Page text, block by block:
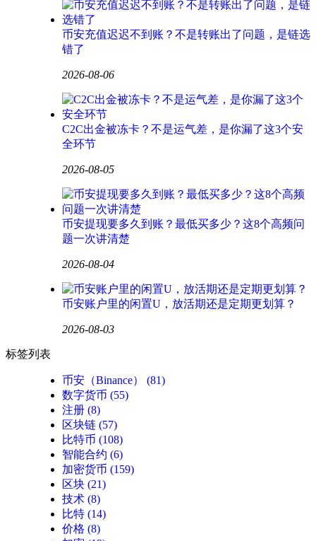
币安充值迟迟不到账？不是转账出了问题，是链选
错了
2026-08-06
C2C出金被冻卡？不是运气差，是你漏了这3个安
全环节
2026-08-05
币安提现要多久到账？最低买多少？这8个高频问
题一次讲清楚
2026-08-04
币安账户里的闲置U，放活期还是定期更划算？
2026-08-03
标签列表
币安（Binance）
(81)
数字货币 (55)
注册 (8)
区块链 (57)
比特币 (108)
智能合约 (6)
加密货币 (159)
区块 (21)
技术 (8)
比特 (14)
价格 (8)